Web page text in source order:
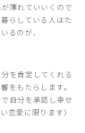
薄れていいくので
らしている人はた
るのが、
を肯定してくれる
をもたらします。
自分を承認し幸せ
恋愛に限ります）